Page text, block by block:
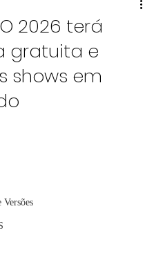
Versões
2026 terá
gratuita e
shows em